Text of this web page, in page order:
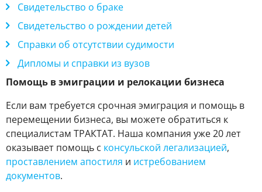
Свидетельство о браке
Свидетельство о рождении детей
Справки об отсутствии судимости
Дипломы и справки из вузов
Помощь в эмиграции и релокации бизнеса
Если вам требуется срочная эмиграция и помощь в
перемещении бизнеса, вы можете обратиться к
специалистам ТРАКТАТ. Наша компания уже 20 лет
оказывает помощь с консульской легализацией,
проставлением апостиля и истребованием
документов.